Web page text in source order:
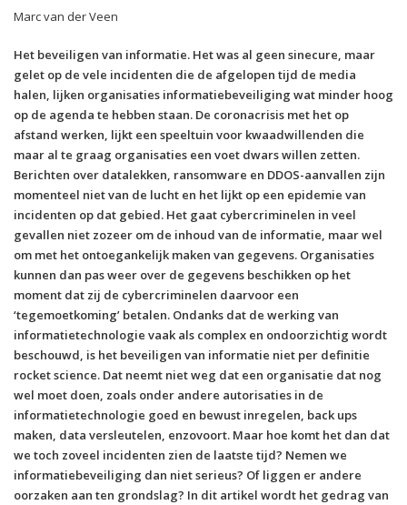
Marc van der Veen
Het beveiligen van informatie. Het was al geen sinecure, maar
gelet op de vele incidenten die de afgelopen tijd de media
halen, lijken organisaties informatiebeveiliging wat minder hoog
op de agenda te hebben staan. De coronacrisis met het op
afstand werken, lijkt een speeltuin voor kwaadwillenden die
maar al te graag organisaties een voet dwars willen zetten.
Berichten over datalekken, ransomware en DDOS-aanvallen zijn
momenteel niet van de lucht en het lijkt op een epidemie van
incidenten op dat gebied. Het gaat cybercriminelen in veel
gevallen niet zozeer om de inhoud van de informatie, maar wel
om met het ontoegankelijk maken van gegevens. Organisaties
kunnen dan pas weer over de gegevens beschikken op het
moment dat zij de cybercriminelen daarvoor een
‘tegemoetkoming’ betalen. Ondanks dat de werking van
informatietechnologie vaak als complex en ondoorzichtig wordt
beschouwd, is het beveiligen van informatie niet per definitie
rocket science. Dat neemt niet weg dat een organisatie dat nog
wel moet doen, zoals onder andere autorisaties in de
informatietechnologie goed en bewust inregelen, back ups
maken, data versleutelen, enzovoort. Maar hoe komt het dan dat
we toch zoveel incidenten zien de laatste tijd? Nemen we
informatiebeveiliging dan niet serieus? Of liggen er andere
oorzaken aan ten grondslag? In dit artikel wordt het gedrag van